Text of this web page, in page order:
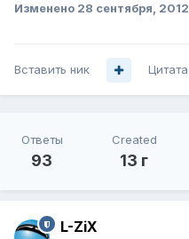
Изменено 28 сентября, 2012
Вставить ник Цитата
Ответы
93
Created
13 г
L-ZiX